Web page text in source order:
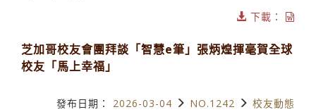
下載：
芝加哥校友會團拜談「智慧e筆」張炳煌揮毫賀全球
校友「馬上幸福」
發布日期： 2026-03-04 NO.1242 校友動態